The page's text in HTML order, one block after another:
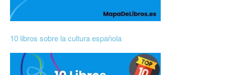
10 libros sobre la cultura española